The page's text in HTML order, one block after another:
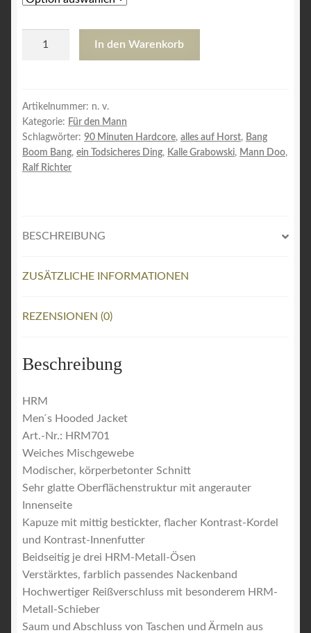
Jacket
Menge
In den Warenkorb
Artikelnummer: n. v.
Kategorie: Für den Mann
Schlagwörter: 90 Minuten Hardcore, alles auf Horst, Bang
Boom Bang, ein Todsicheres Ding, Kalle Grabowski, Mann Doo,
Ralf Richter
BESCHREIBUNG
ZUSÄTZLICHE INFORMATIONEN
REZENSIONEN (0)
Beschreibung
HRM
Men ́s Hooded Jacket
Art.-Nr.: HRM701
Weiches Mischgewebe
Modischer, körperbetonter Schnitt
Sehr glatte Oberflächenstruktur mit angerauter
Innenseite
Kapuze mit mittig bestickter, flacher Kontrast-Kordel
und Kontrast-Innenfutter
Beidseitig je drei HRM-Metall-Ösen
Verstärktes, farblich passendes Nackenband
Hochwertiger Reißverschluss mit besonderem HRM-
Metall-Schieber
Saum und Abschluss von Taschen und Ärmeln aus